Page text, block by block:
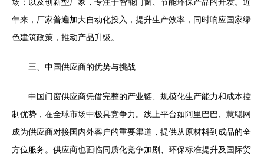
场；以及创新型厂家，专注于智能门窗、节能环保产品的开发。近
年来，厂家普遍加大自动化投入，提升生产效率，同时响应国家绿
色建筑政策，推动产品升级。
三、中国供应商的优势与挑战
中国门窗供应商凭借完整的产业链、规模化生产能力和成本控
制优势，在全球市场中极具竞争力。线上平台如阿里巴巴、慧聪网
成为供应商对接国内外客户的重要渠道，提供从原材料到成品的全
方位服务。供应商也面临同质化竞争加剧、环保标准提升及国际贸